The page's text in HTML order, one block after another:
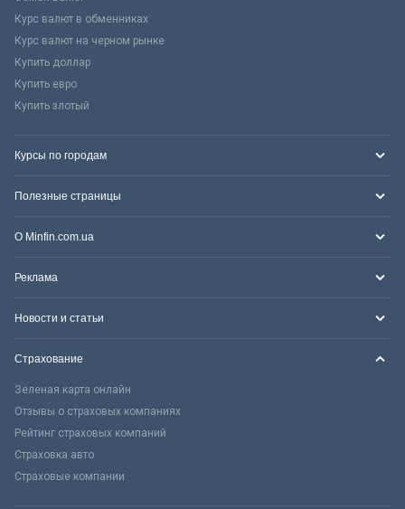
Курс валют в обменниках
Курс валют на черном рынке
Купить доллар
Купить евро
Купить злотый
Курсы по городам
Полезные страницы
О Minfin.com.ua
Реклама
Новости и статьи
Страхование
Зеленая карта онлайн
Отзывы о страховых компаниях
Рейтинг страховых компаний
Страховка авто
Страховые компании